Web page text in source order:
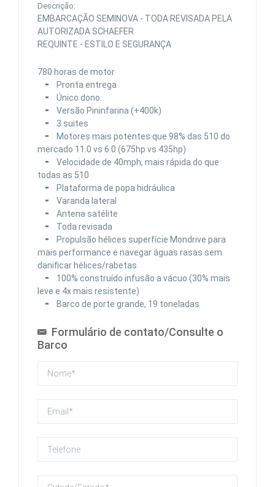
Descrição:
EMBARCAÇÃO SEMINOVA - TODA REVISADA PELA
AUTORIZADA SCHAEFER
REQUINTE - ESTILO E SEGURANÇA
780 horas de motor
⁃ Pronta entrega
⁃ Único dono.
⁃ Versão Pininfarina (+400k)
⁃ 3 suites
⁃ Motores mais potentes que 98% das 510 do
mercado 11.0 vs 6.0 (675hp vs 435hp)
⁃ Velocidade de 40mph, mais rápida do que
todas as 510
⁃ Plataforma de popa hidráulica
⁃ Varanda lateral
⁃ Antena satélite
⁃ Toda revisada
⁃ Propulsão hélices superfície Mondrive para
mais performance e navegar águas rasas sem
danificar hélices/rabetas
⁃ 100% construído infusão a vácuo (30% mais
leve e 4x mais resistente)
⁃ Barco de porte grande, 19 toneladas
Formulário de contato/Consulte o
Barco